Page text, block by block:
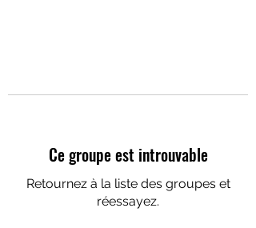
Ce groupe est introuvable
Retournez à la liste des groupes et
réessayez.